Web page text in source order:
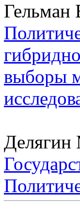
Гельман
выборы
Делягин